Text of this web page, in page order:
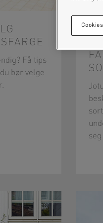
Få tips
bør velge